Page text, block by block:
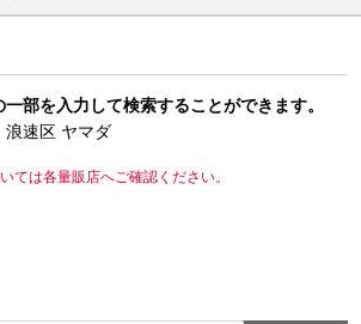
部を入力して検索することができます。
速区 ヤマダ
ては各量販店へご確認ください。